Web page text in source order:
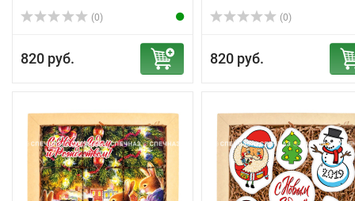
(0)
820 руб.
(0)
820 руб.